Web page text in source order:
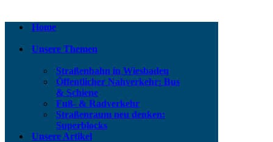
Home
Unsere Themen
Straßenbahn in Wiesbaden
Öffentlicher Nahverkehr: Bus
& Schiene
Fuß- & Radverkehr
Straßenraum neu denken:
Superblocks
Unsere Artikel